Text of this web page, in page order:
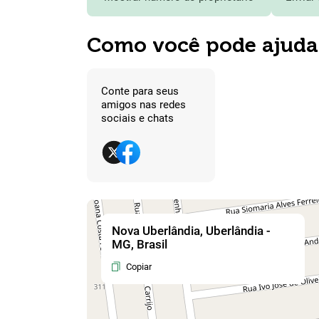
Como você pode
Conte para seus
amigos nas redes
sociais e chats
Nova Uberlândia, Uberlândia -
MG, Brasil
Copiar